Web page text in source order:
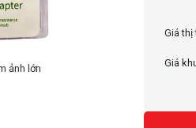
ảnh lớn
Giá thị
Giá